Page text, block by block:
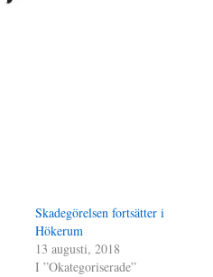
Skadegörelsen fortsätter i
Hökerum
13 augusti, 2018
I ”Okategoriserade”